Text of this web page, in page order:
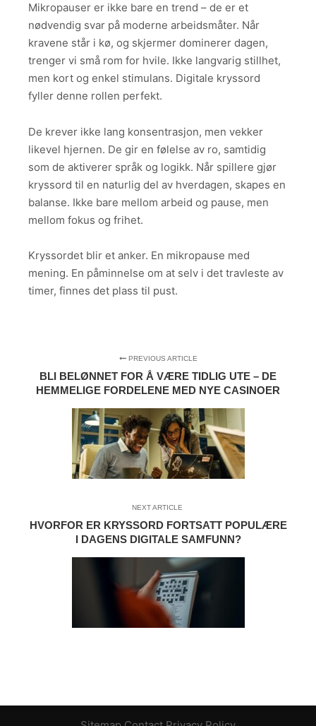
Mikropauser er ikke bare en trend – de er et
nødvendig svar på moderne arbeidsmåter. Når
kravene står i kø, og skjermer dominerer dagen,
trenger vi små rom for hvile. Ikke langvarig stillhet,
men kort og enkel stimulans. Digitale kryssord
fyller denne rollen perfekt.
De krever ikke lang konsentrasjon, men vekker
likevel hjernen. De gir en følelse av ro, samtidig
som de aktiverer språk og logikk. Når spillere gjør
kryssord til en naturlig del av hverdagen, skapes en
balanse. Ikke bare mellom arbeid og pause, men
mellom fokus og frihet.
Kryssordet blir et anker. En mikropause med
mening. En påminnelse om at selv i det travleste av
timer, finnes det plass til pust.
PREVIOUS ARTICLE
BLI BELØNNET FOR Å VÆRE TIDLIG UTE – DE
HEMMELIGE FORDELENE MED NYE CASINOER
NEXT ARTICLE
HVORFOR ER KRYSSORD FORTSATT POPULÆRE
I DAGENS DIGITALE SAMFUNN?